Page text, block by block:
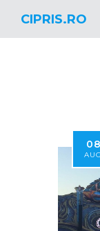
CIPRIS.RO
08